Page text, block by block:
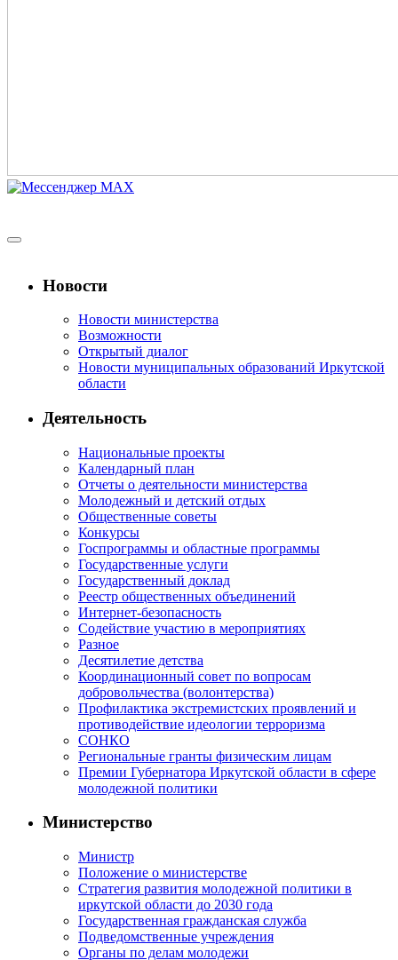
Новости
Новости министерства
Возможности
Открытый диалог
Новости муниципальных образований Иркутской
области
Деятельность
Национальные проекты
Календарный план
Отчеты о деятельности министерства
Молодежный и детский отдых
Общественные советы
Конкурсы
Госпрограммы и областные программы
Государственные услуги
Государственный доклад
Реестр общественных объединений
Интернет-безопасность
Содействие участию в мероприятиях
Разное
Десятилетие детства
Координационный совет по вопросам
добровольчества (волонтерства)
Профилактика экстремистских проявлений и
противодействие идеологии терроризма
СОНКО
Региональные гранты физическим лицам
Премии Губернатора Иркутской области в сфере
молодежной политики
Министерство
Министр
Положение о министерстве
Стратегия развития молодежной политики в
иркутской области до 2030 года
Государственная гражданская служба
Подведомственные учреждения
Органы по делам молодежи